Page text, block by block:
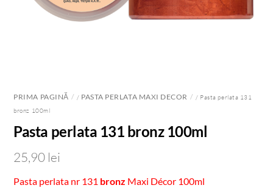
PRIMA PAGINĂ / PASTA PERLATA MAXI DECOR
/ Pasta perlata 131
bronz 100ml
Pasta perlata 131 bronz 100ml
25,90 lei
Pasta perlata nr 131 bronz Maxi Décor 100ml